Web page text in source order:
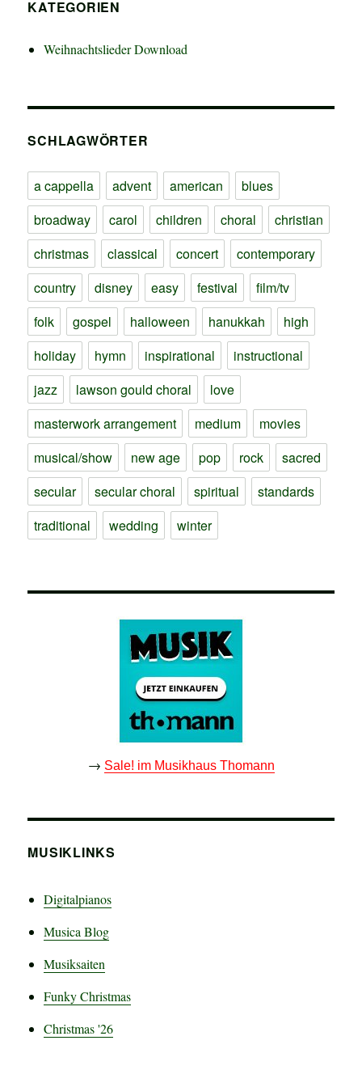
KATEGORIEN
Weihnachtslieder Download
SCHLAGWÖRTER
a cappella advent american
blues
broadway
carol children choral
christian
christmas
classical concert
contemporary
country
disney easy festival
film/tv
folk
gospel halloween hanukkah
high
holiday
hymn inspirational
instructional
jazz
lawson gould choral
love
masterwork arrangement
medium
movies
musical/show
new age pop rock
sacred
secular
secular choral spiritual
standards
traditional
wedding winter
→ Sale! im Musikhaus Thomann
MUSIKLINKS
Digitalpianos
Musica Blog
Musiksaiten
Funky Christmas
Christmas '26